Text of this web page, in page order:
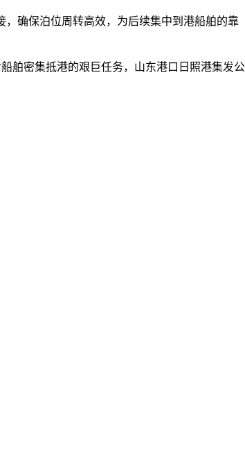
确保泊位周转高效，为后续集中到港船舶的靠
舶密集抵港的艰巨任务，山东港口日照港集发公